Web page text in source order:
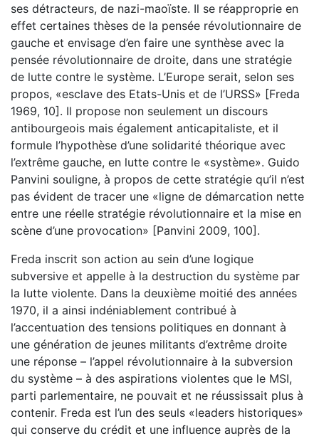
ses détracteurs, de nazi-maoïste. Il se réapproprie en
effet certaines thèses de la pensée révolutionnaire de
gauche et envisage d’en faire une synthèse avec la
pensée révolutionnaire de droite, dans une stratégie
de lutte contre le système. L’Europe serait, selon ses
propos, «esclave des Etats-Unis et de l’URSS» [Freda
1969, 10]. Il propose non seulement un discours
antibourgeois mais également anticapitaliste, et il
formule l’hypothèse d’une solidarité théorique avec
l’extrême gauche, en lutte contre le «système». Guido
Panvini souligne, à propos de cette stratégie qu’il n’est
pas évident de tracer une «ligne de démarcation nette
entre une réelle stratégie révolutionnaire et la mise en
scène d’une provocation» [Panvini 2009, 100].
Freda inscrit son action au sein d’une logique
subversive et appelle à la destruction du système par
la lutte violente. Dans la deuxième moitié des années
1970, il a ainsi indéniablement contribué à
l’accentuation des tensions politiques en donnant à
une génération de jeunes militants d’extrême droite
une réponse – l’appel révolutionnaire à la subversion
du système – à des aspirations violentes que le MSI,
parti parlementaire, ne pouvait et ne réussissait plus à
contenir. Freda est l’un des seuls «leaders historiques»
qui conserve du crédit et une influence auprès de la